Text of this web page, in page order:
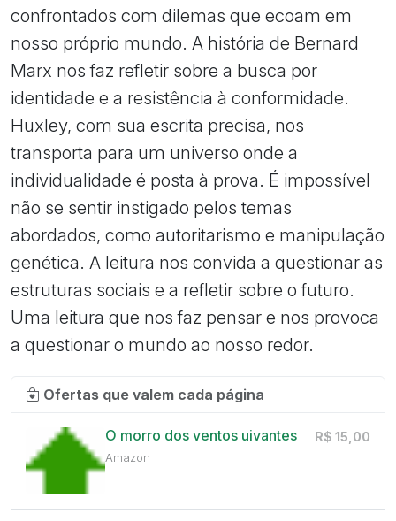
confrontados com dilemas que ecoam em
nosso próprio mundo. A história de Bernard
Marx nos faz refletir sobre a busca por
identidade e a resistência à conformidade.
Huxley, com sua escrita precisa, nos
transporta para um universo onde a
individualidade é posta à prova. É impossível
não se sentir instigado pelos temas
abordados, como autoritarismo e manipulação
genética. A leitura nos convida a questionar as
estruturas sociais e a refletir sobre o futuro.
Uma leitura que nos faz pensar e nos provoca
a questionar o mundo ao nosso redor.
Ofertas que valem cada página
O morro dos ventos uivantes
Amazon
R$ 15,00